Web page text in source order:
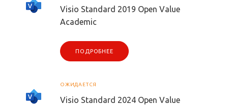
Visio Standard 2019 Open Value
Academic
ПОДРОБНЕЕ
ОЖИДАЕТСЯ
Visio Standard 2024 Open Value